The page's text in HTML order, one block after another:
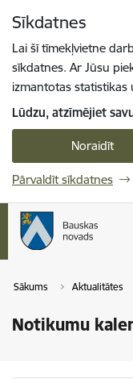
Sīkdatnes
Lai šī tīmekļvietne
sīkdatnes. Ar Jūsu
izmantotas statistikas
Lūdzu, atzīmējiet
Noraidīt
Pārvaldīt sīkdatnes
Sākums Aktualitātes
Notikumu